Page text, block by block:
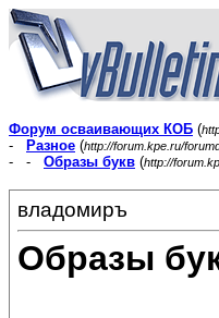
Форум осваивающих КОБ (
-
Разное (http://forum.kpe.ru/
- - Образы букв (http://
владомиръ
Образы